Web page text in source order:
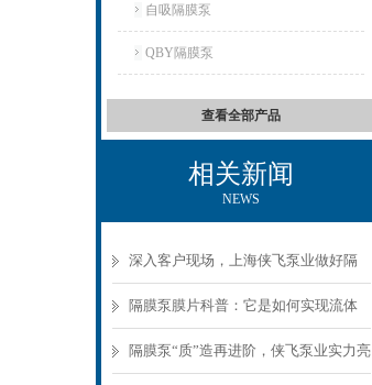
自吸隔膜泵
QBY隔膜泵
查看全部产品
相关新闻
NEWS
深入客户现场，上海侠飞泵业做好隔
膜泵应用技术服务
隔膜泵膜片科普：它是如何实现流体
精准输送的？
隔膜泵“质”造再进阶，侠飞泵业实力亮